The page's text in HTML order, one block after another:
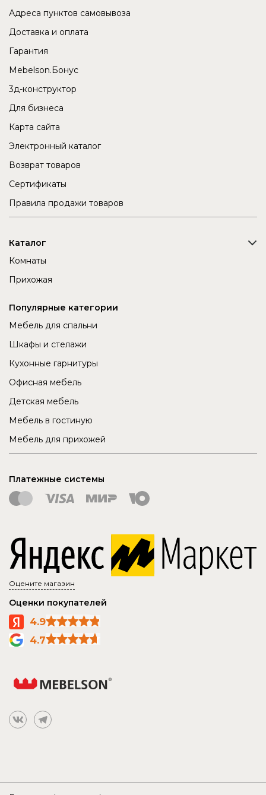
Адреса пунктов самовывоза
Доставка и оплата
Гарантия
Mebelson.Бонус
3д-конструктор
Для бизнеса
Карта сайта
Электронный каталог
Возврат товаров
Сертификаты
Правила продажи товаров
Каталог
Комнаты
Прихожая
Популярные категории
Мебель для спальни
Шкафы и стелажи
Кухонные гарнитуры
Офисная мебель
Детская мебель
Мебель в гостиную
Мебель для прихожей
Платежные системы
Оцените магазин
Оценки покупателей
4.9
4.7